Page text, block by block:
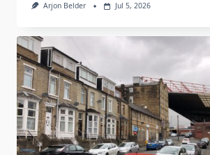
Arjon Belder Jul 5, 2026